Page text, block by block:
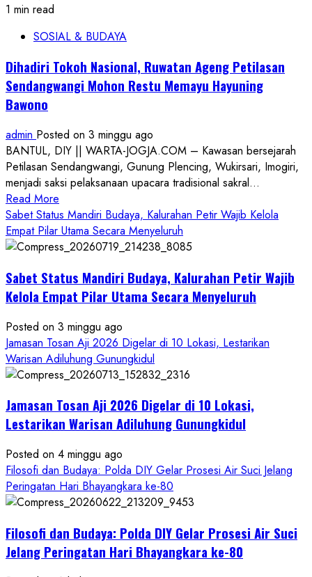
1 min read
SOSIAL & BUDAYA
Dihadiri Tokoh Nasional, Ruwatan Ageng Petilasan
Sendangwangi Mohon Restu Memayu Hayuning
Bawono
admin Posted on 3 minggu ago
BANTUL, DIY || WARTA-JOGJA.COM – Kawasan bersejarah
Petilasan Sendangwangi, Gunung Plencing, Wukirsari, Imogiri,
menjadi saksi pelaksanaan upacara tradisional sakral...
Read More
more
about
Dihadiri
Nasional,
Ruwatan
Petilasan
Sendangwangi
Mohon
Restu
Hayuning
Bawono
Sabet Status Mandiri Budaya, Kalurahan Petir Wajib Kelola
Empat Pilar Utama Secara Menyeluruh
Sabet Status Mandiri Budaya, Kalurahan Petir Wajib
Kelola Empat Pilar Utama Secara Menyeluruh
Posted on 3 minggu ago
Jamasan Tosan Aji 2026 Digelar di 10 Lokasi, Lestarikan
Warisan Adiluhung Gunungkidul
Jamasan Tosan Aji 2026 Digelar di 10 Lokasi,
Lestarikan Warisan Adiluhung Gunungkidul
Posted on 4 minggu ago
Filosofi dan Budaya: Polda DIY Gelar Prosesi Air Suci Jelang
Peringatan Hari Bhayangkara ke-80
Filosofi dan Budaya: Polda DIY Gelar Prosesi Air Suci
Jelang Peringatan Hari Bhayangkara ke-80